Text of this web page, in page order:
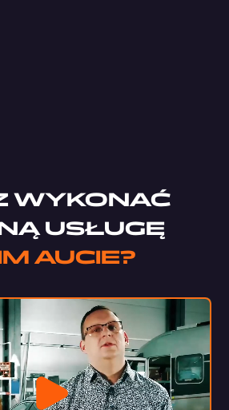
WYKONAĆ
USŁUGĘ
AUCIE?